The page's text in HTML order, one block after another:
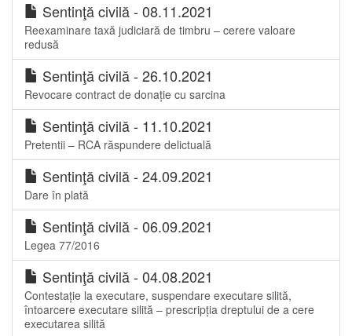
Sentinţă civilă - 08.11.2021
Reexaminare taxă judiciară de timbru – cerere valoare
redusă
Sentinţă civilă - 26.10.2021
Revocare contract de donație cu sarcina
Sentinţă civilă - 11.10.2021
Pretentii – RCA răspundere delictuală
Sentinţă civilă - 24.09.2021
Dare în plată
Sentinţă civilă - 06.09.2021
Legea 77/2016
Sentinţă civilă - 04.08.2021
Contestație la executare, suspendare executare silită,
întoarcere executare silită – prescripția dreptului de a cere
executarea silită